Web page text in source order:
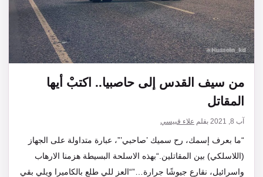
من سيف القدس إلى حاصبيا.. اكتبْ أيها
المقاتل
آب 8, 2021 بقلم علاء قبيسي
“ما بعرف إسمك، رح سميك ’صاحبي’”، عبارة متداولة على الجهاز
(اللاسلكي) بين المقاتلين.“بهذه الاسلحة البسيطة هزمنا الارهاب
واسرائيل، نقارع جيوشًا جرارة…”“العز للي طلع بالكاميرا ويلي بقي